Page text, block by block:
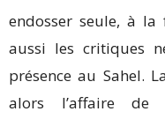
endosser seule, à
aussi les critiques
présence au Sahel.
alors l’affaire